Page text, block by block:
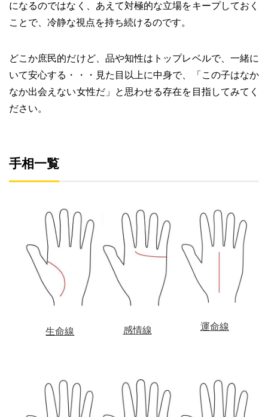
になるのではなく、あえて対極的な立場をキープしておく
ことで、冷静な視点を持ち続けるのです。
どこか庶民的だけど、品や知性はトップレベルで、一緒に
いて安心する・・・見た目以上に中身で、「この子はなか
なか出会えない女性だ」と思わせる存在を目指してみてく
ださい。
手相一覧
生命線 感情線 運命線